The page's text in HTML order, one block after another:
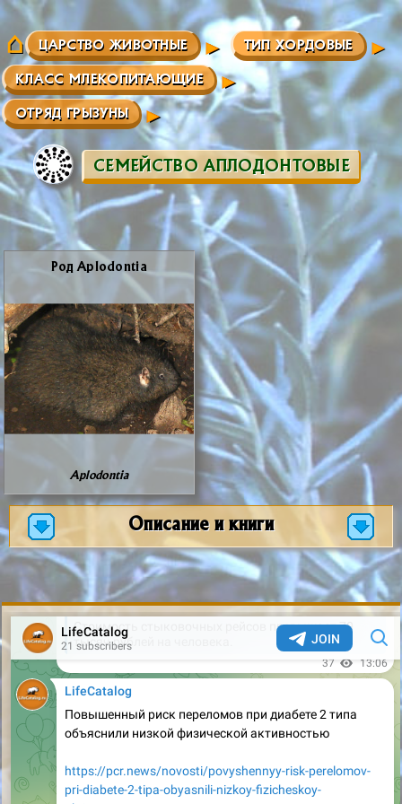
ЦАРСТВО ЖИВОТНЫЕ ТИП ХОРДОВЫЕ
КЛАСС МЛЕКОПИТАЮЩИЕ
ОТРЯД ГРЫЗУНЫ
СЕМЕЙСТВО АПЛОДОНТОВЫЕ
Род Aplodontia
Aplodontia
Описание и книги